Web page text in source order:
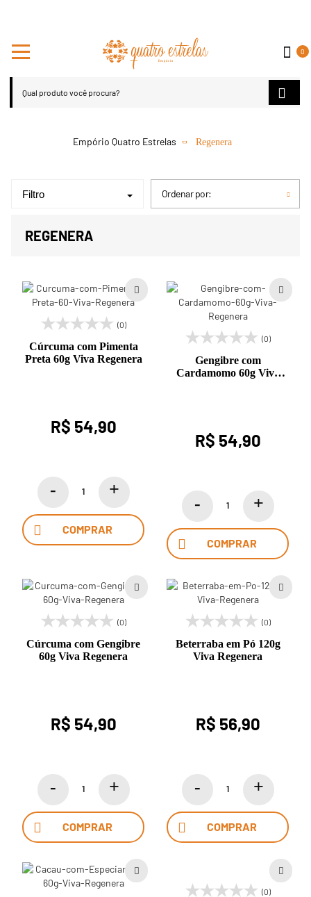
0
Regenera
REGENERA
Ordenar por:
(0)
Cúrcuma com Pimenta
Preta 60g Viva Regenera
R$ 54,90
COMPRAR
(0)
Gengibre com
Cardamomo 60g Viva
R$ 54,90
COMPRAR
(0)
Cúrcuma com Gengibre
60g Viva Regenera
R$ 54,90
COMPRAR
(0)
Beterraba em Pó 120g
Viva Regenera
R$ 56,90
COMPRAR
(0)
Filtro